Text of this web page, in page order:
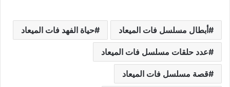
أبطال مسلسل فات الميعاد حياة الفهد فات الميعاد
عدد حلقات مسلسل فات الميعاد
قصة مسلسل فات الميعاد